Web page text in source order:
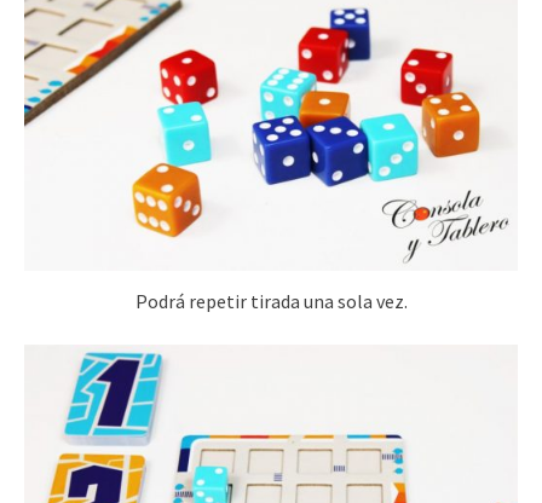
Podrá repetir tirada una sola vez.